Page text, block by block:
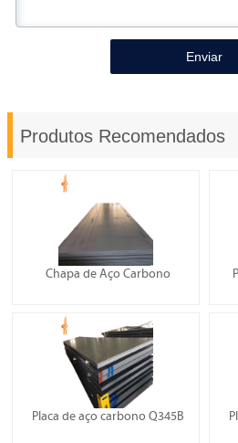
Enviar
Produtos Recomendados
Chapa de Aço Carbono
Placa de aço carbono Q345B